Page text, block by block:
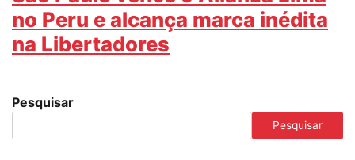
no Peru e alcança marca inédita
na Libertadores
Pesquisar
Pesquisar